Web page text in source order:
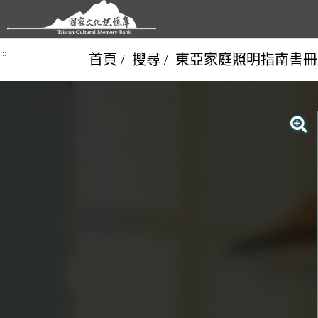
跳到主要內容區塊
::: 首頁 搜尋 東亞家庭照明指南書